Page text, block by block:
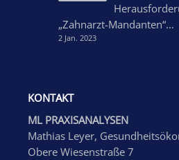
„Zahnarzt-Mandanten“…
2 Jan. 2023
KONTAKT
ML PRAXISANALYSEN
Mathias Leyer,
Obere Wiesenstraße 7